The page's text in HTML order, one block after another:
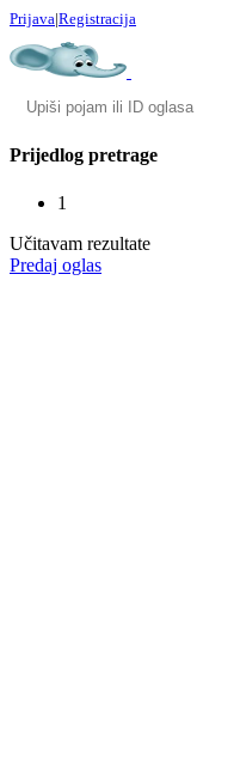
Prijava|Registracija
Prijedlog pretrage
1
Učitavam rezultate
Predaj oglas